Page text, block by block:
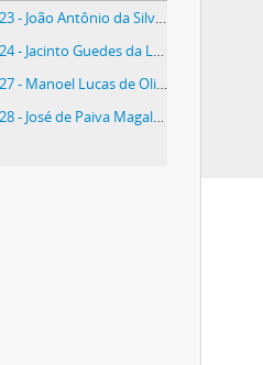
- João Antônio da Silveira
- Jacinto Guedes da Luz
- Manoel Lucas de Oliveira
de Paiva Magalhães Calvet (1808-1853)